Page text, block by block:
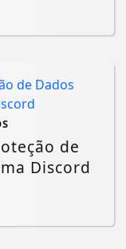
de
Discord